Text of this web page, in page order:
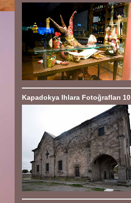
Kapadokya Ihlara Fotoğrafları 10